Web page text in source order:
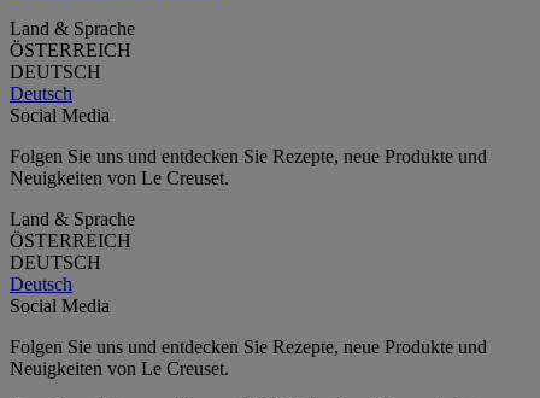
Land & Sprache
ÖSTERREICH
DEUTSCH
Deutsch
Social Media
Folgen Sie uns und entdecken Sie Rezepte, neue Produkte und
Neuigkeiten von Le Creuset.
Land & Sprache
ÖSTERREICH
DEUTSCH
Deutsch
Social Media
Folgen Sie uns und entdecken Sie Rezepte, neue Produkte und
Neuigkeiten von Le Creuset.